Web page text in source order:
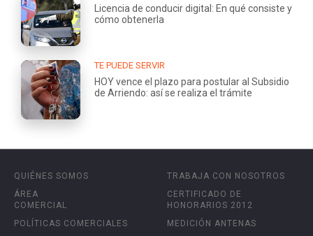
Licencia de conducir digital: En qué consiste y
cómo obtenerla
TE PUEDE SERVIR
HOY vence el plazo para postular al Subsidio
de Arriendo: así se realiza el trámite
QUIÉNES SOMOS
ÁREA
COMERCIAL
POLÍTICAS COMERCIALES
TRABAJA CON NOSOTROS
CERTIFICADO DE
HONORARIOS 2012
MEDICIÓN ANTENAS